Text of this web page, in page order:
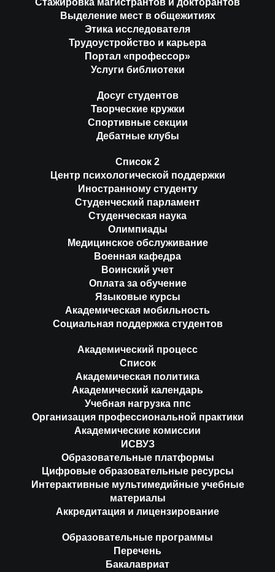
Стажировка магистрантов и докторантов
Выделение мест в общежитиях
Этика исследователя
Трудоустройство и карьера
Портал «профессор»
Услуги библиотеки
Досуг студентов
Творческие кружки
Спортивные секции
Дебатные клубы
Список 2
Центр психологической поддержки
Иностранному студенту
Студенческий парламент
Студенческая наука
Олимпиады
Медицинское обслуживание
Военная кафедра
Воинский учет
Оплата за обучение
Языковые курсы
Академическая мобильность
Социальная поддержка студентов
Академический процесс
Список
Академическая политика
Академический календарь
Учебная нагрузка ппс
Организация профессиональной практики
Академические комиссии
ИСВУЗ
Образовательные платформы
Цифровые образовательные ресурсы
Интерактивные мультимедийные учебные
материалы
Аккредитация и лицензирование
Образовательные программы
Перечень
Бакалавриат